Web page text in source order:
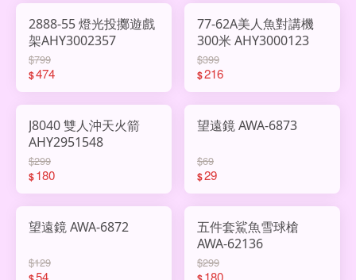
2888-55 燈光投擲遊戲
架AHY3002357
$799
$474
77-62A美人魚對講機
300米 AHY3000123
$399
$216
J8040 雙人沖天火箭
AHY2951548
$299
$180
望遠鏡 AWA-6873
$69
$29
望遠鏡 AWA-6872
$129
54
五件套鯊魚雪球槍
AWA-62136
$299
180